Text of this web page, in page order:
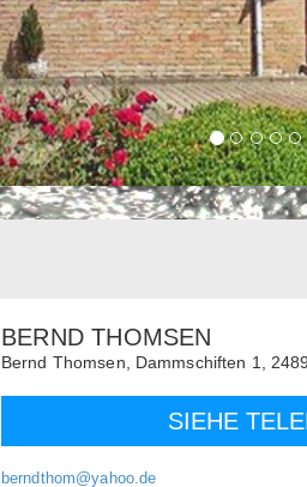
BERND THOMSEN
Bernd Thomsen, Dammschiften 1,
SIEHE
berndthom@yahoo.de